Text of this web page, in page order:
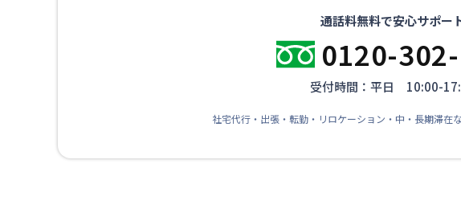
通話料無料で安心サポー
0120-
受付時間：平日 10:00-
社宅代行・出張・転勤・リロケーション・中・長期滞